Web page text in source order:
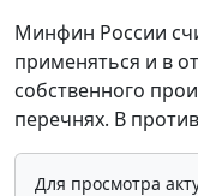
Минфин России
применяться и в
собственного
перечнях. В
Для просмотра